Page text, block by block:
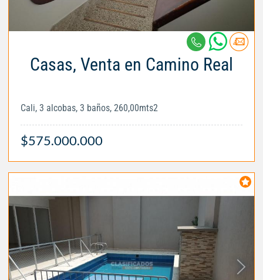
Casas, Venta en Camino Real
Cali, 3 alcobas, 3 baños, 260,00mts2
$575.000.000